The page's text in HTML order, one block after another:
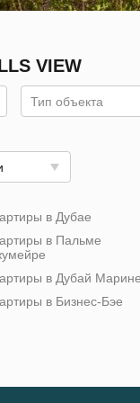
VIEW
Тип объекта
в Дубае
в Пальме
в Дубай
в Бизнес-Бэе